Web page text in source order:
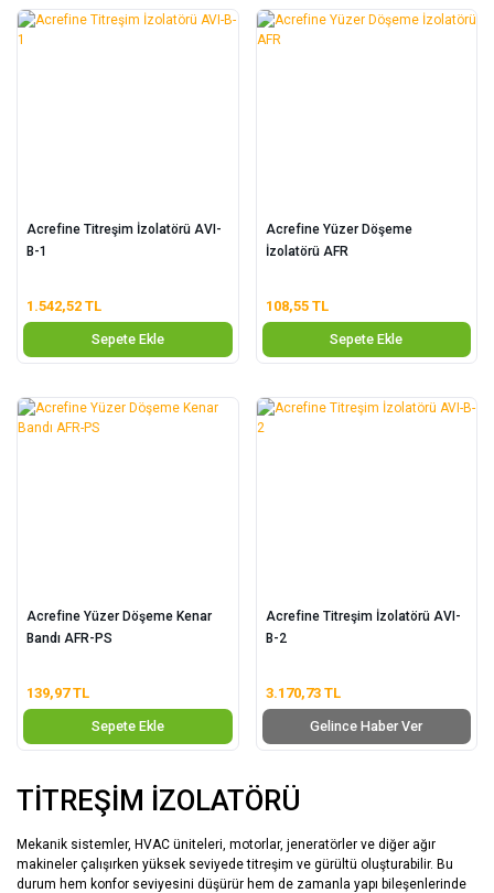
Acrefine Titreşim İzolatörü AVI-
B-1
1.542,52 TL
Sepete Ekle
Acrefine Yüzer Döşeme
İzolatörü AFR
108,55 TL
Sepete Ekle
Acrefine Yüzer Döşeme Kenar
Bandı AFR-PS
139,97 TL
Sepete Ekle
Acrefine Titreşim İzolatörü AVI-
B-2
3.170,73 TL
Gelince Haber Ver
TİTREŞİM İZOLATÖRÜ
Mekanik sistemler, HVAC üniteleri, motorlar, jeneratörler ve diğer ağır
makineler çalışırken yüksek seviyede titreşim ve gürültü oluşturabilir. Bu
durum hem konfor seviyesini düşürür hem de zamanla yapı bileşenlerinde